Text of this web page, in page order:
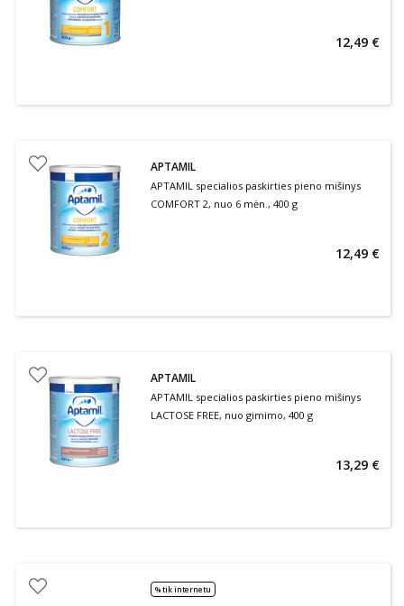
12,49 €
APTAMIL
APTAMIL specialios paskirties pieno mišinys
COMFORT 2, nuo 6 mėn., 400 g
12,49 €
APTAMIL
APTAMIL specialios paskirties pieno mišinys
LACTOSE FREE, nuo gimimo, 400 g
13,29 €
% tik internetu